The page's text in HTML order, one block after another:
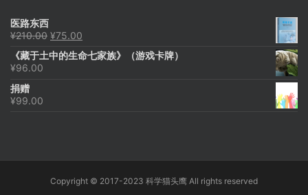
医路东西
¥210.00 原
为：
¥75.00
价
《藏于土中的生命七家族》（游戏卡牌）
¥96.00
捐赠
¥99.00
Copyright © 2017-2023 科学猫头鹰 All rights reserved